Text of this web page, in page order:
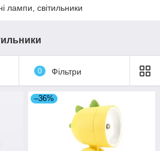
лампи, світильники
0 Фільтри
–36%